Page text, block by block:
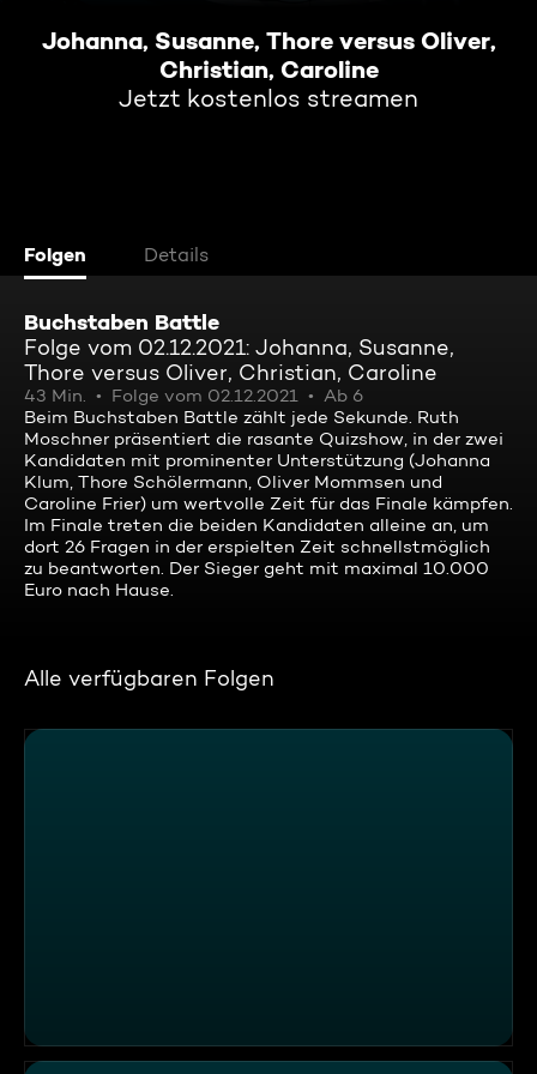
Johanna, Susanne, Thore versus Oliver,
Christian, Caroline
Jetzt kostenlos streamen
Folgen Details
Buchstaben Battle
Folge vom 02.12.2021: Johanna, Susanne,
Thore versus Oliver, Christian, Caroline
43 Min. Folge vom 02.12.2021
Ab 6
Beim Buchstaben Battle zählt jede Sekunde. Ruth
Moschner präsentiert die rasante Quizshow, in der zwei
Kandidaten mit prominenter Unterstützung (Johanna
Klum, Thore Schölermann, Oliver Mommsen und
Caroline Frier) um wertvolle Zeit für das Finale kämpfen.
Im Finale treten die beiden Kandidaten alleine an, um
dort 26 Fragen in der erspielten Zeit schnellstmöglich
zu beantworten. Der Sieger geht mit maximal 10.000
Euro nach Hause.
Alle verfügbaren Folgen
SABINE, HARDY, ARIANE VERSUS INGO, ANJA, FRANK